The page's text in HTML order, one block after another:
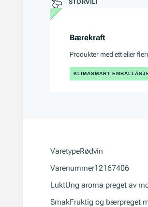
STORVILT
Bærekraft
Produkter med ett eller
KLIMASMART
VaretypeRødvin
Varenummer12167406
LuktUng aroma preget av
SmakFruktig og bærpreget